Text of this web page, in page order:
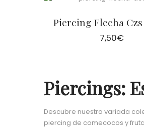
Piercing Flecha
7,50€
Piercings:
Descubre nuestra variada
piercing de comecocos y